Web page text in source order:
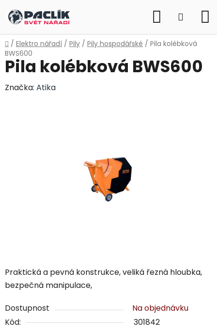
na
obsah
Hledat
KOŠÍK
Domů
/ Elektro nářadí / Pily / Pily hospodářské / Pila kolébková
BWS600
Praktická a pevná konstrukce, veliká řezná hloubka,
bezpečná manipulace,
Dostupnost
Na objednávku
Kód:
301842
Pila kolébková BWS600
Značka: Atika